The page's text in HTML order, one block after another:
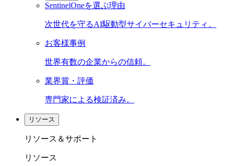
SentinelOneを選ぶ理由
次世代を守るAI駆動型サイバーセキュリティ。
お客様事例
世界有数の企業からの信頼。
業界賞・評価
専門家による検証済み。
リソース
リソース＆サポート
リソース